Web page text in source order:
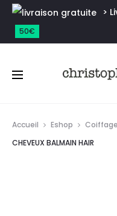
>
50€
Accueil Eshop Coiffage
CHEVEUX BALMAIN HAIR